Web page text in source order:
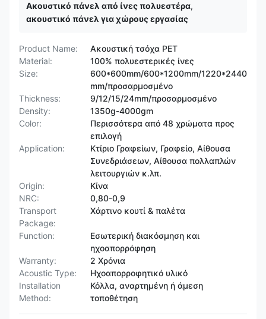
Ακουστικό πάνελ από ίνες πολυεστέρα,
ακουστικό πάνελ για χώρους εργασίας
Product Name:
Ακουστική τσόχα PET
Material:
100% πολυεστερικές ίνες
Size:
600*600mm/600*1200mm/1220*2440
mm/προσαρμοσμένο
Thickness:
9/12/15/24mm/προσαρμοσμένο
Density:
1350g-4000gm
Color:
Περισσότερα από 48 χρώματα προς
επιλογή
Application:
Κτίριο Γραφείων, Γραφείο, Αίθουσα
Συνεδριάσεων, Αίθουσα πολλαπλών
λειτουργιών κ.λπ.
Origin:
Κίνα
NRC:
0,80-0,9
Transport
Package:
Χάρτινο κουτί & παλέτα
Function:
Εσωτερική διακόσμηση και
ηχοαπορρόφηση
Warranty:
2 Χρόνια
Acoustic Type:
Ηχοαπορροφητικό υλικό
Installation
Method:
Κόλλα, αναρτημένη ή άμεση
τοποθέτηση